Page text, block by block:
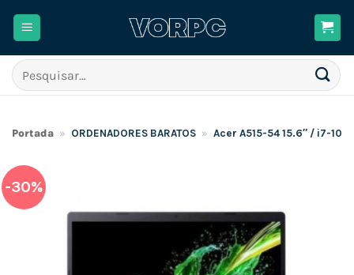
Pesquisar
por:
Portada » ORDENADORES BARATOS » Acer A515-54 15.6″ / i7-
-30%